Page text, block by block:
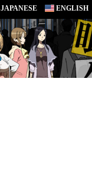
JAPANESE ENGLISH